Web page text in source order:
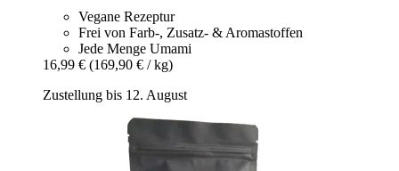
Vegane Rezeptur
Frei von Farb-, Zusatz- & Aromastoffen
Jede Menge Umami
16,99 € (169,90 € / kg)
Zustellung bis 12. August